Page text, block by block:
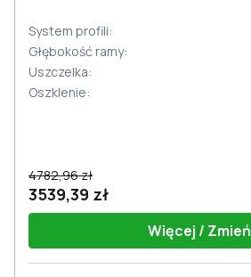
System profili:
Głębokość ramy:
Uszczelka:
Oszklenie:
4782,96 zł
3539,39 zł
Więcej / Zmień